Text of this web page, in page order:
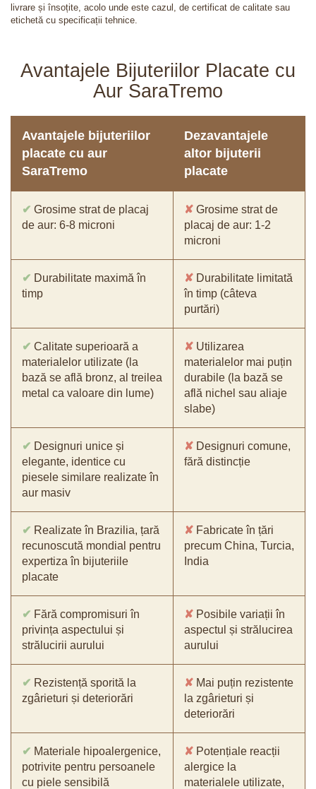
livrare și însoțite, acolo unde este cazul, de certificat de calitate sau
etichetă cu specificații tehnice.
Avantajele Bijuteriilor Placate cu
Aur SaraTremo
Avantajele bijuteriilor
placate cu aur
SaraTremo
Dezavantajele
altor bijuterii
placate
✔ Grosime strat de placaj
de aur: 6-8 microni
✘ Grosime strat de
placaj de aur: 1-2
microni
✔ Durabilitate maximă în
timp
✘ Durabilitate limitată
în timp (câteva
purtări)
✔ Calitate superioară a
materialelor utilizate (la
bază se află bronz, al treilea
metal ca valoare din lume)
✘ Utilizarea
materialelor mai puțin
durabile (la bază se
află nichel sau aliaje
slabe)
✔ Designuri unice și
elegante, identice cu
piesele similare realizate în
aur masiv
✘ Designuri comune,
fără distincție
✔ Realizate în Brazilia, țară
recunoscută mondial pentru
expertiza în bijuteriile
placate
✘ Fabricate în țări
precum China, Turcia,
India
✔ Fără compromisuri în
privința aspectului și
strălucirii aurului
✘ Posibile variații în
aspectul și strălucirea
aurului
✔ Rezistență sporită la
zgârieturi și deteriorări
✘ Mai puțin rezistente
la zgârieturi și
deteriorări
✔ Materiale hipoalergenice,
potrivite pentru persoanele
cu piele sensibilă
✘ Potențiale reacții
alergice la
materialele utilizate,